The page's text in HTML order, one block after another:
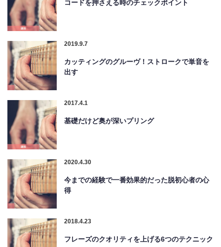
コードを押さえる時のチェックポイント
2019.9.7
カッティングのグルーヴ！ストロークで単音を
出す
2017.4.1
基礎だけど奥が深いプリング
2020.4.30
今までの経験で一番効果的だった脱初心者の心
得
2018.4.23
フレーズのクオリティを上げる6つのテクニック